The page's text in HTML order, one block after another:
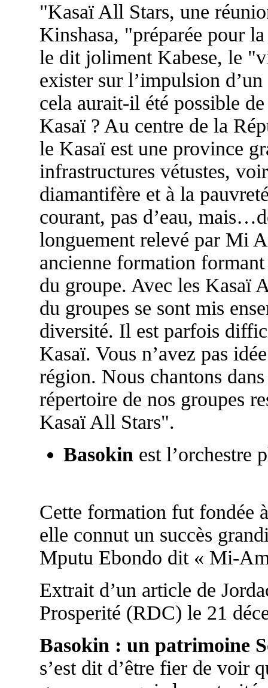
"Kasaï All Stars, une
Kinshasa, "préparée pour
le dit joliment Kabese, le
exister sur l’impulsion
cela aurait-il été possible
Kasaï ? Au centre de la
le Kasaï est une province
infrastructures vétustes,
diamantifère et à la
courant, pas d’eau,
longuement relevé par Mi
ancienne formation
du groupe. Avec les Kasaï
du groupes se sont mis
diversité. Il est parfois
Kasaï. Vous n’avez pas
région. Nous chantons
répertoire de nos groupes
Kasaï All Stars".
Basokin est l’orchestre
Cette formation fut fondée
elle connut un succès
Mputu Ebondo dit « Mi-
Extrait d’un article de
Prosperité (RDC) le 21
Basokin : un patrimoine
s’est dit d’être fier de voir